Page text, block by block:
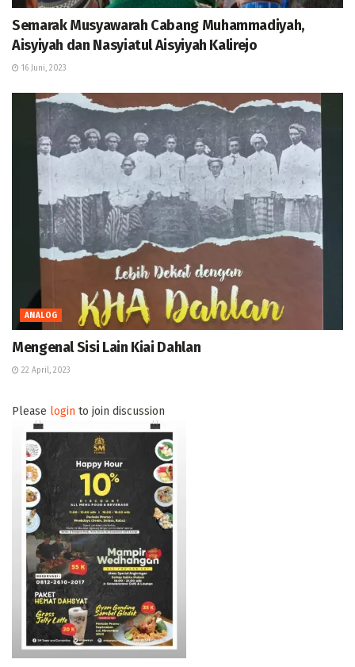
Semarak Musyawarah Cabang Muhammadiyah,
Aisyiyah dan Nasyiatul Aisyiyah Kalirejo
16 Juni, 2023
ANALOG
Mengenal Sisi Lain Kiai Dahlan
22 April, 2023
Please login to join discussion